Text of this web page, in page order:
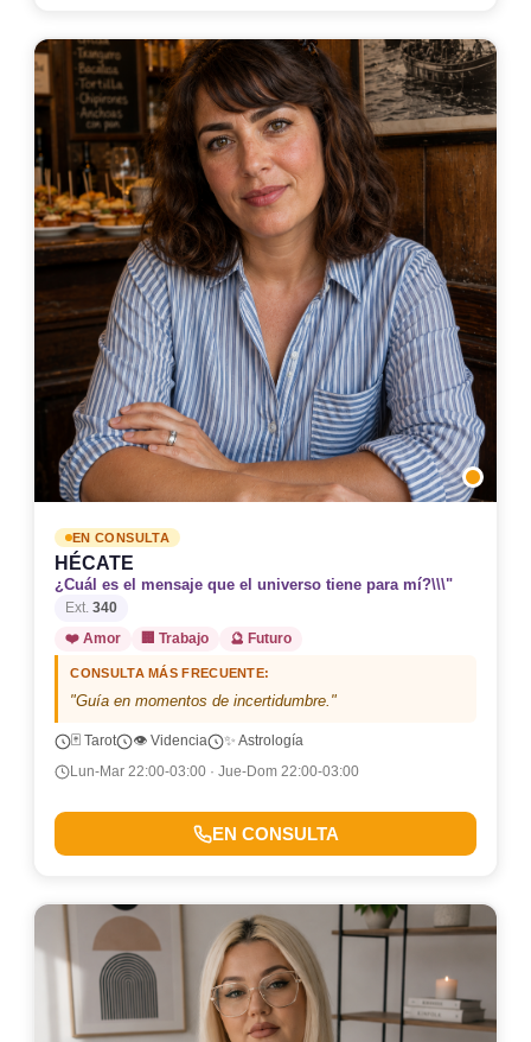
EN CONSULTA
HÉCATE
¿Cuál es el mensaje que el universo tiene para mí?\\\"
Ext. 340
❤️ Amor
🏢 Trabajo 🔮 Futuro
CONSULTA MÁS FRECUENTE:
"Guía en momentos de incertidumbre."
🃏 Tarot 👁️ Videncia
✨ Astrología
Lun-Mar 22:00-03:00 · Jue-Dom 22:00-03:00
EN CONSULTA